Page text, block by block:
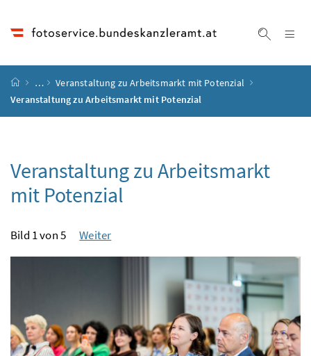
Startseite
…
Veranstaltung zu Arbeitsmarkt mit Potenzial
Veranstaltung zu Arbeitsmarkt mit Potenzial
Veranstaltung zu Arbeitsmarkt
mit Potenzial
Bild 1 von 5 Weiter